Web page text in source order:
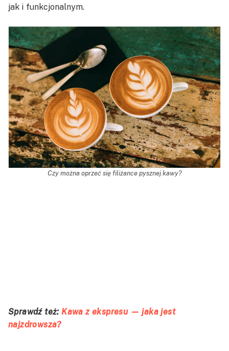
jak i funkcjonalnym.
Czy można oprzeć się filiżance pysznej kawy?
Sprawdź też: Kawa z ekspresu — jaka jest
najzdrowsza?